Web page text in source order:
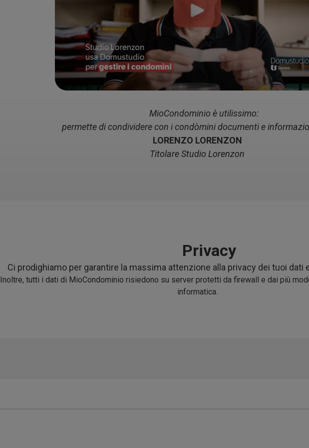
MioCondominio è utilissimo:
permette di condividere con i condòmini documenti e
LORENZO LORENZON
Titolare Studio Lorenzon
Privacy
Ci prodighiamo per garantire la massima attenzione alla privacy dei tuoi dati
Inoltre, tutti i dati di MioCondominio risiedono su server protetti da firewall e dai più
informatica.